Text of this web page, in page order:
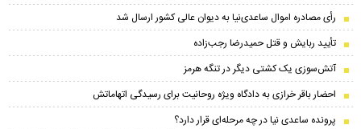
رأی مصادره اموال ساعدی‌نیا به دیوان عالی کشور ارسال شد
تأیید ربایش و قتل حمیدرضا رجب‌زاده
آتش‌سوزی یک کشتی دیگر در تنگه هرمز
احضار باقر خرازی به دادگاه ویژه روحانیت برای رسیدگی اتهاماتش
پرونده ساعدی نیا در چه مرحله‌ای قرار دارد؟